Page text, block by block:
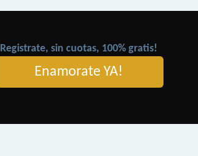
Registrate, sin cuotas, 100% gratis!
Enamorate YA!